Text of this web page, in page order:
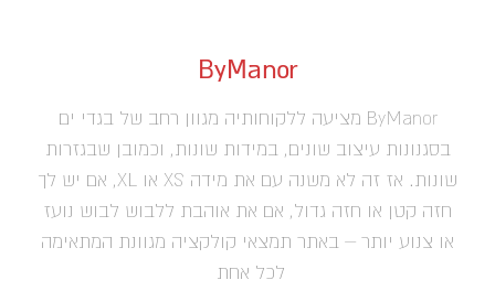
ByManor
ByManor מציעה ללקוחותיה מגוון רחב של בגדי ים
בסגנונות עיצוב שונים, במידות שונות, וכמובן שבגזרות
שונות. אז זה לא משנה עם את מידה XS או XL, אם יש לך
חזה קטן או חזה גדול, אם את אוהבת ללבוש לבוש נועז
או צנוע יותר – באתר תמצאי קולקציה מגוונת המתאימה
לכל אחת